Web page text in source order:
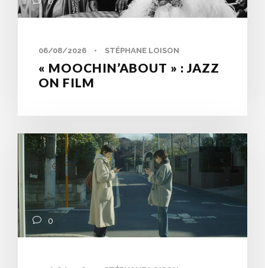
06/08/2026 • STÉPHANE LOISON
« MOOCHIN’ABOUT » : JAZZ
ON FILM
0